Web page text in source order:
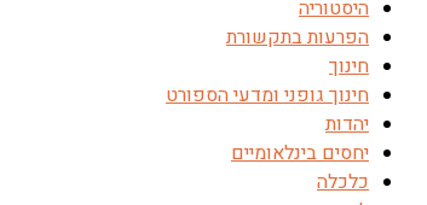
היסטוריה
הפרעות בתקשורת
חינוך
חינוך גופני ומדעי הספורט
יהדות
יחסים בינלאומיים
כלכלה